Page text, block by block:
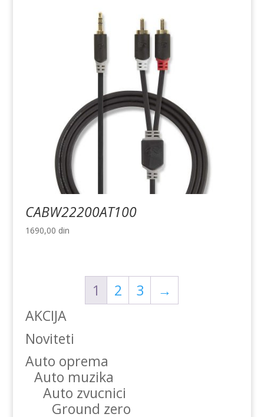
CABW22200AT100
1690,00 din
1 2 3
→
AKCIJA
Noviteti
Auto oprema
Auto muzika
Auto zvucnici
Ground zero